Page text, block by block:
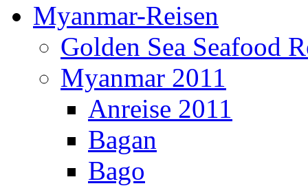
Myanmar-Reisen
Golden Sea Seafood
Myanmar 2011
Anreise 2011
Bagan
Bago